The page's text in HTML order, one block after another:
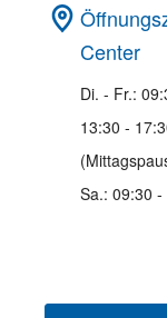
Center
Di. - Fr.:
13:30 -
Sa.: 09:30